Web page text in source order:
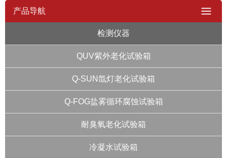
产品导航
检测仪器
QUV紫外老化试验箱
Q-SUN氙灯老化试验箱
Q-FOG盐雾循环腐蚀试验箱
耐臭氧老化试验箱
冷凝水试验箱